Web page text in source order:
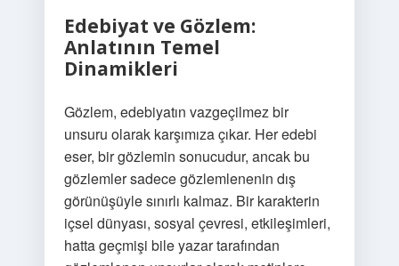
Edebiyat ve Gözlem:
Anlatının Temel
Dinamikleri
Gözlem, edebiyatın vazgeçilmez bir
unsuru olarak karşımıza çıkar. Her edebi
eser, bir gözlemin sonucudur, ancak bu
gözlemler sadece gözlemlenenin dış
görünüşüyle sınırlı kalmaz. Bir karakterin
içsel dünyası, sosyal çevresi, etkileşimleri,
hatta geçmişi bile yazar tarafından